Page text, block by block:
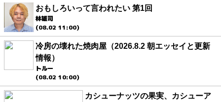
おもしろいって言われたい 第1回
林雄司
(08.02 11:00)
冷房の壊れた焼肉屋（2026.8.2 朝エッセイと更新
情報）
トルー
(08.02 10:00)
カシューナッツの果実、カシューア